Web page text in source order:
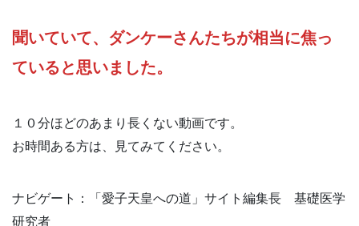
聞いていて、ダンケーさんたちが相当に焦っ
ていると思いました。
１０分ほどのあまり長くない動画です。
お時間ある方は、見てみてください。
ナビゲート：「愛子天皇への道」サイト編集長 基礎医学
研究者